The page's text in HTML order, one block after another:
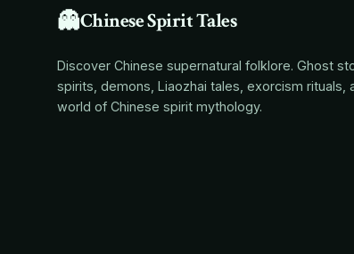
👻Chinese Spirit Tales
Discover Chinese supernatural folklore. Ghost
spirits, demons, Liaozhai tales, exorcism rituals,
world of Chinese spirit mythology.